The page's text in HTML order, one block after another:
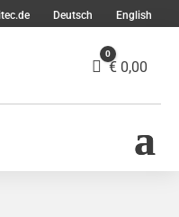
Deutsch English
Warenkorb
0
€ 0,00